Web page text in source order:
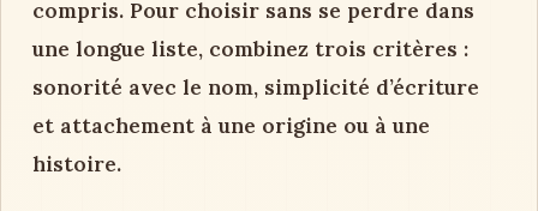
compris. Pour choisir sans se perdre dans
une longue liste, combinez trois critères :
sonorité avec le nom, simplicité d’écriture
et attachement à une origine ou à une
histoire.